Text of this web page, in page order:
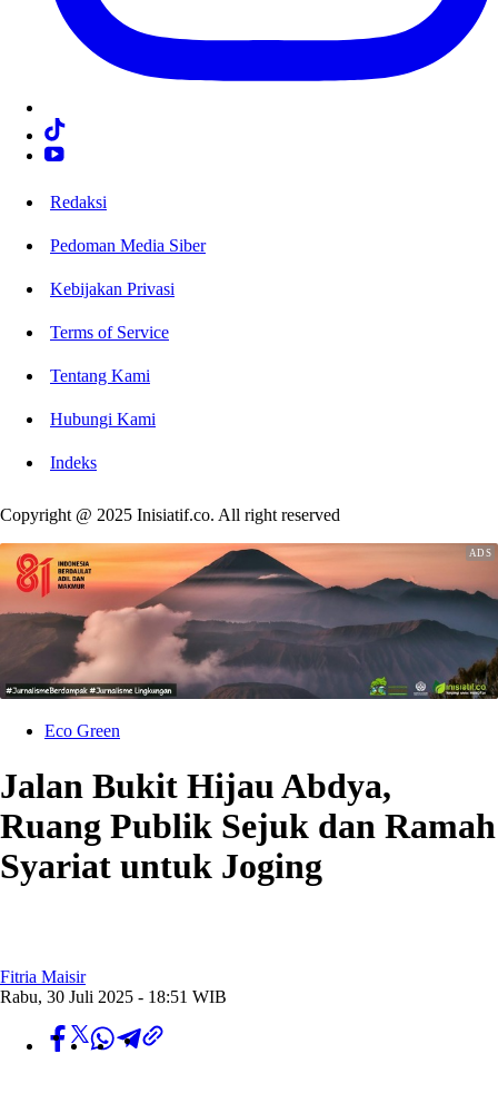
Redaksi
Pedoman Media Siber
Kebijakan Privasi
Terms of Service
Tentang Kami
Hubungi Kami
Indeks
Copyright @ 2025 Inisiatif.co. All right reserved
Eco Green
Jalan Bukit Hijau Abdya,
Ruang Publik Sejuk dan Ramah
Syariat untuk Joging
Fitria Maisir
Rabu, 30 Juli 2025 - 18:51 WIB